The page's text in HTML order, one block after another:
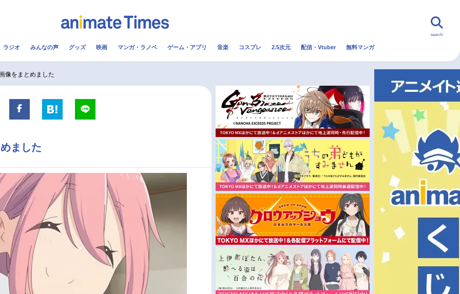
配信・Vtuber トレンド 無料マンガ
男性声優/女性声優一覧
今期アニメ曜日別一覧
夏アニメ
秋アニメ
冬アニメ
FOLLOW US
search
ラジオ みんなの声 グッズ 映画 マンガ・ラノベ ゲーム・アプリ 音楽 コスプレ 2.5次元 配信・Vtuber 無料マンガ
像をまとめました
ました